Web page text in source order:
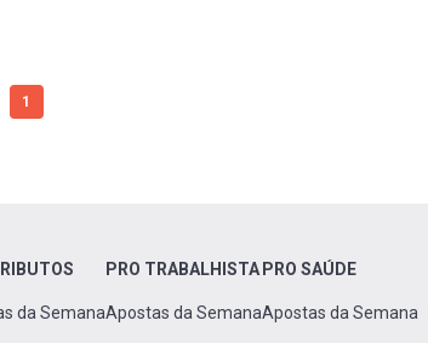
1
da Semana
PRO TRABALHISTA
Apostas da Semana
PRO SAÚDE
Apostas da Semana